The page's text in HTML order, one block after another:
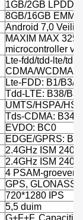
1GB/2GB
8GB/16GB EMMC
Android 7,0
MAXIM MAX
microcontroller
Lte-fdd/tdd-lte/tds-
CDMA/WCDMA/
Lte-FDD: B1/B3/
Tdd-LTE: B38/
UMTS/HSPA/
Tds-CDMA: B34/
EVDO: BC0
EDGE/GPRS:
2.4GHz ISM
2.4GHz ISM
4 PSAM-groeven,
GPS, GLONASS
720*1280 IPS
5,5 duim